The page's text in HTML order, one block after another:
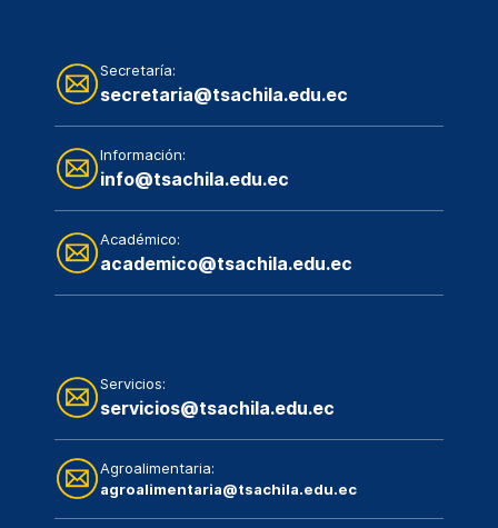
Secretaría:
secretaria@tsachila.edu.ec
Información:
info@tsachila.edu.ec
Académico:
academico@tsachila.edu.ec
Servicios:
servicios@tsachila.edu.ec
Agroalimentaria:
agroalimentaria@tsachila.edu.ec